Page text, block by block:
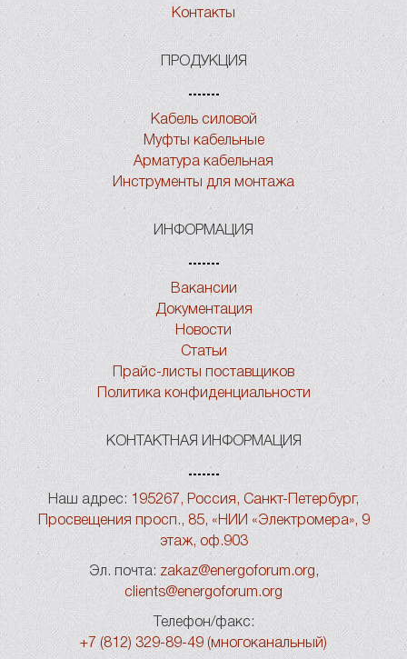
Контакты
ПРОДУКЦИЯ
Кабель силовой
Муфты кабельные
Арматура кабельная
Инструменты для монтажа
ИНФОРМАЦИЯ
Вакансии
Документация
Новости
Статьи
Прайс-листы поставщиков
Политика конфиденциальности
КОНТАКТНАЯ ИНФОРМАЦИЯ
Наш адрес: 195267, Россия, Санкт-Петербург,
Просвещения просп., 85, «НИИ «Электромера», 9
этаж, оф.903
Эл. почта: zakaz@energoforum.org ,
clients@energoforum.org
Телефон/факс:
+7 (812) 329-89-49 (многоканальный)